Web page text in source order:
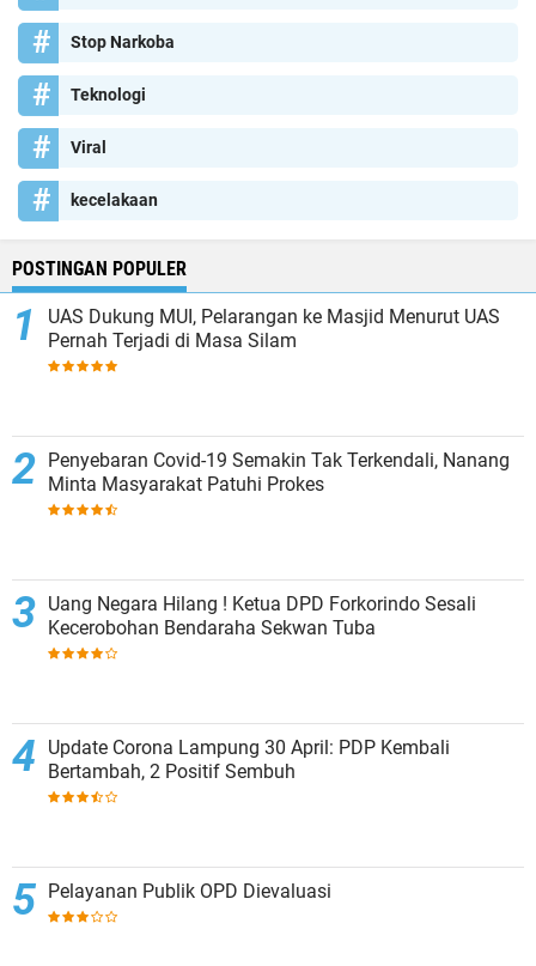
Stop Narkoba
Teknologi
Viral
kecelakaan
POSTINGAN POPULER
UAS Dukung MUI, Pelarangan ke Masjid Menurut UAS
Pernah Terjadi di Masa Silam
Penyebaran Covid-19 Semakin Tak Terkendali, Nanang
Minta Masyarakat Patuhi Prokes
Uang Negara Hilang ! Ketua DPD Forkorindo Sesali
Kecerobohan Bendaraha Sekwan Tuba
Update Corona Lampung 30 April: PDP Kembali
Bertambah, 2 Positif Sembuh
Pelayanan Publik OPD Dievaluasi